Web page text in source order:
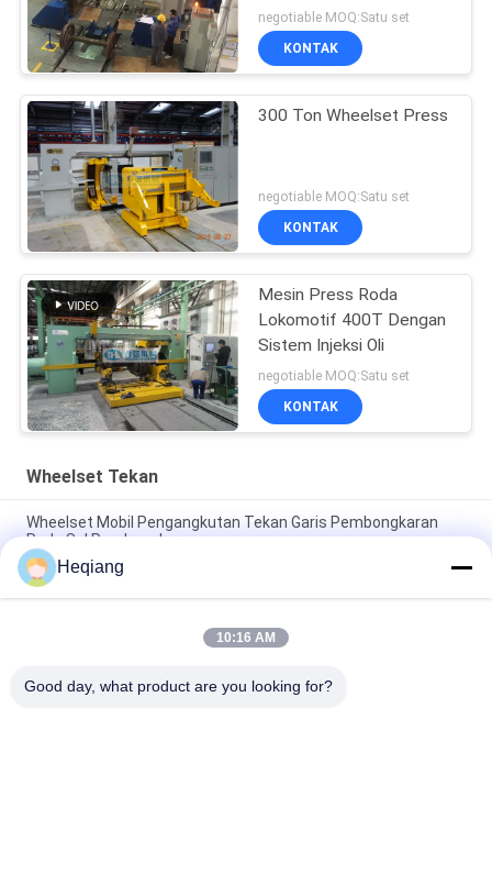
negotiable MOQ:Satu set
KONTAK
300 Ton Wheelset Press
negotiable MOQ:Satu set
KONTAK
Mesin Press Roda
Lokomotif 400T Dengan
Sistem Injeksi Oli
negotiable MOQ:Satu set
KONTAK
Wheelset Tekan
Wheelset Mobil Pengangkutan Tekan Garis Pembongkaran
Roda Sel Pembongkaran
Bengkel Kereta Api 3000kN Wheelset Turunkan Tekan Roda
Φ1250mm
315 Ton Metro Wheelset Press Dengan Troli Pendukung Putar
Heqiang
10:16 AM
Good day, what product are you looking for?